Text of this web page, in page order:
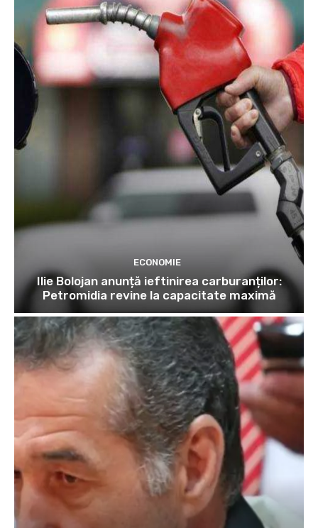
ECONOMIE
Ilie Bolojan anunță ieftinirea carburanților:
Petromidia revine la capacitate maximă